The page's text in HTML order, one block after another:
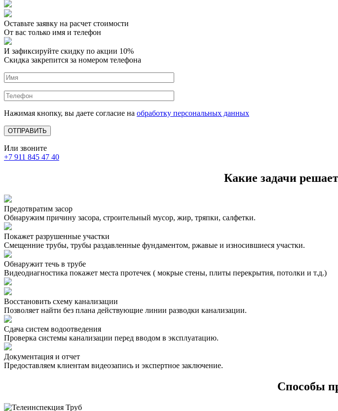
Оставьте заявку на расчет стоимости
От вас только имя и телефон
И зафиксируйте скидку по акции 10%
Скидка закрепится за номером телефона
Нажимая кнопку, вы даете согласие на обработку персональных данных
Или звоните
+7 911 845 47 40
Какие задачи
Предотвратим засор
Обнаружим причину засора, cтроительный мусор, жир, тряпки, салфетки.
Покажет разрушенные участки
Смещенние трубы, трубы раздавленные фундаментом, ржавые и износившиеся участки.
Обнаружит течь в трубе
Видеодиагностика покажет места протечек ( мокрые стены, плиты перекрытия, потолки и т.д.)
Восстановить схему канализации
Позволяет найти без плана действующие линии разводки канализации.
Сдача систем водоотведения
Проверка системы канализации перед вводом в эксплуатацию.
Документация и отчет
Предоставляем клиентам видеозапись и экспертное заключение.
Способы